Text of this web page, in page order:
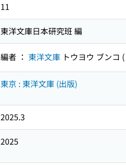
11
東洋文庫日本研究班 編
編者 ： 東洋文庫 トウヨウ ブンコ (
東京 : 東洋文庫 (出版)
2025.3
2025